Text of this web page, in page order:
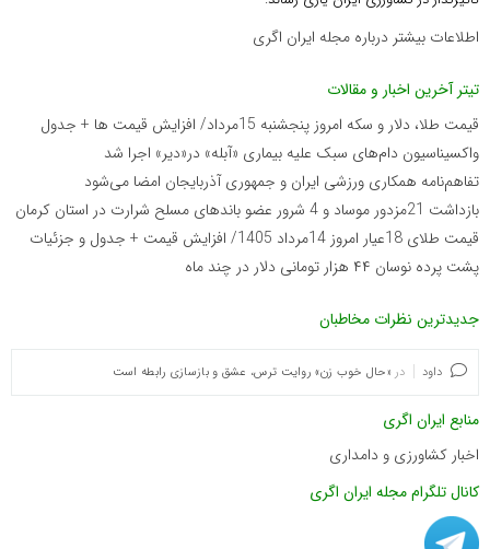
اطلاعات بیشتر درباره مجله ایران اگری
تیتر آخرین اخبار و مقالات
قیمت طلا، دلار و سکه امروز پنجشنبه 15مرداد/ افزایش قیمت ها + جدول
واکسیناسیون دام‌های سبک علیه بیماری «آبله» در«دیر» اجرا شد
تفاهم‌نامه همکاری ورزشی ایران و جمهوری آذربایجان امضا می‌شود
بازداشت 21مزدور موساد و 4 شرور عضو باندهای مسلح شرارت در استان کرمان
قیمت طلای 18عیار امروز 14مرداد 1405/ افزایش قیمت + جدول و جزئیات
پشت پرده نوسان ۴۴ هزار تومانی دلار در چند ماه
جدیدترین نظرات مخاطبان
داود در «حال خوب زن» روایت ترس، عشق و بازسازی رابطه است
منابع ایران اگری
اخبار کشاورزی و دامداری
کانال تلگرام مجله ایران اگری